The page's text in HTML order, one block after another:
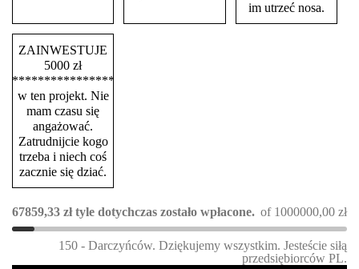
im utrzeć nosa.
ZAINWESTUJE
5000 zł
****************
w ten projekt. Nie
mam czasu się
angażować.
Zatrudnijcie kogo
trzeba i niech coś
zacznie się dziać.
67859,33 zł tyle dotychczas zostało wpłacone. of 1000000,00 zł
150 - Darczyńców. Dziękujemy wszystkim. Jesteście siłą
przedsiębiorców PL.